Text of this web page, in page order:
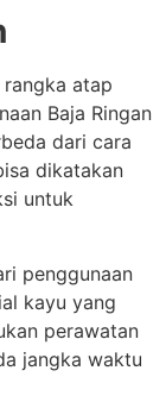
atap
Baja Ringan
dari cara
dikatakan
untuk
penggunaan
kayu yang
perawatan
jangka waktu